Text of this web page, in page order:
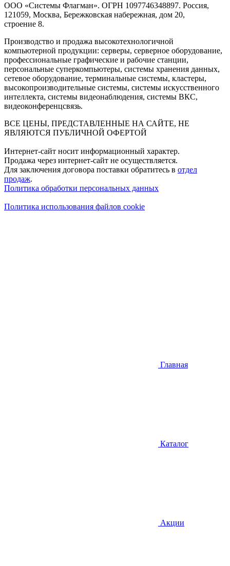
ООО «Системы Флагман». ОГРН 1097746348897. Россия,
121059, Москва, Бережковская набережная, дом 20,
строение 8.
Производство и продажа высокотехнологичной
компьютерной продукции: серверы, серверное оборудование,
профессиональные графические и рабочие станции,
персональные суперкомпьютеры, системы хранения данных,
сетевое оборудование, терминальные системы, кластеры,
высокопроизводительные системы, системы искусственного
интеллекта, системы видеонаблюдения, системы ВКС,
видеоконференцсвязь.
ВСЕ ЦЕНЫ, ПРЕДСТАВЛЕННЫЕ НА САЙТЕ, НЕ
ЯВЛЯЮТСЯ ПУБЛИЧНОЙ ОФЕРТОЙ
Интернет-сайт носит информационный характер.
Продажа через интернет-сайт не осуществляется.
Для заключения договора поставки обратитесь в отдел
продаж.
Политика обработки персональных данных
Политика использования файлов cookie
Главная
Каталог
Акции